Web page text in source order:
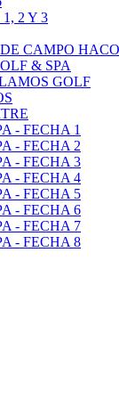
2 Y 3
CAMPO
& SPA
GOLF
- FECHA 1
- FECHA 2
- FECHA 3
- FECHA 4
- FECHA 5
- FECHA 6
- FECHA 7
- FECHA 8